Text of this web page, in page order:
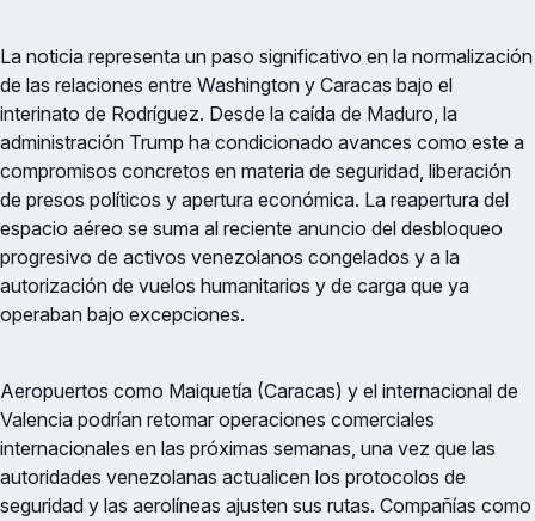
La noticia representa un paso significativo en la normalización
de las relaciones entre Washington y Caracas bajo el
interinato de Rodríguez. Desde la caída de Maduro, la
administración Trump ha condicionado avances como este a
compromisos concretos en materia de seguridad, liberación
de presos políticos y apertura económica. La reapertura del
espacio aéreo se suma al reciente anuncio del desbloqueo
progresivo de activos venezolanos congelados y a la
autorización de vuelos humanitarios y de carga que ya
operaban bajo excepciones.
Aeropuertos como Maiquetía (Caracas) y el internacional de
Valencia podrían retomar operaciones comerciales
internacionales en las próximas semanas, una vez que las
autoridades venezolanas actualicen los protocolos de
seguridad y las aerolíneas ajusten sus rutas. Compañías como